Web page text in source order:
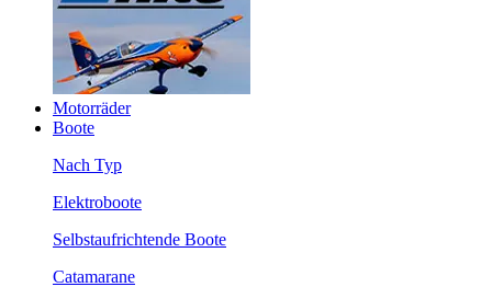
Motorräder
Boote
Nach Typ
Elektroboote
Selbstaufrichtende Boote
Catamarane